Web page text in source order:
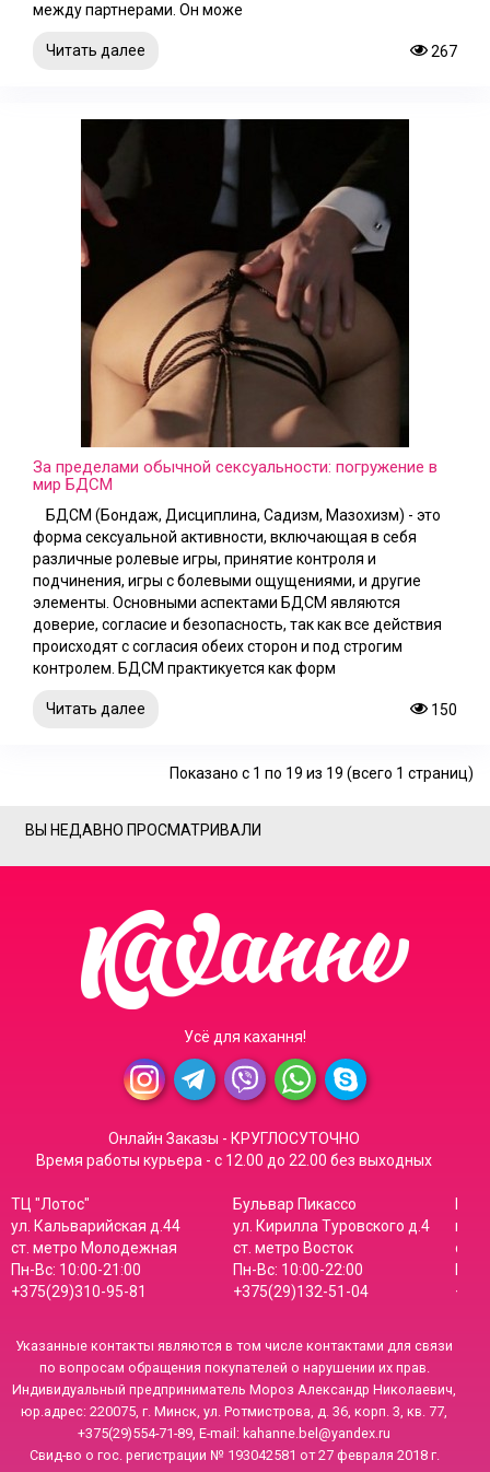
между партнерами. Он може
Читать далее 267
За пределами обычной сексуальности: погружение в
мир БДСМ
БДСМ (Бондаж, Дисциплина, Садизм, Мазохизм) - это
форма сексуальной активности, включающая в себя
различные ролевые игры, принятие контроля и
подчинения, игры с болевыми ощущениями, и другие
элементы. Основными аспектами БДСМ являются
доверие, согласие и безопасность, так как все действия
происходят с согласия обеих сторон и под строгим
контролем. БДСМ практикуется как форм
Читать далее 150
Показано с 1 по 19 из 19 (всего 1 страниц)
ВЫ НЕДАВНО ПРОСМАТРИВАЛИ
Усё для кахання!
Онлайн Заказы - КРУГЛОСУТОЧНО
Время работы курьера - с 12.00 до 22.00 без выходных
ТЦ "Лотос"
ул. Кальварийская д.44
ст. метро Молодежная
Пн-Вс: 10:00-21:00
+375(29)310-95-81
Бульвар Пикассо
ул. Кирилла Туровского д.4
ст. метро Восток
Пн-Вс: 10:00-22:00
+375(29)132-51-04
пр-т
ст.
Указанные контакты являются в том числе контактами для связи
по вопросам обращения покупателей о нарушении их прав.
Индивидуальный предприниматель Мороз Александр Николаевич,
юр.адрес: 220075, г. Минск, ул. Ротмистрова, д. 36, корп. 3, кв. 77,
+375(29)554-71-89, E-mail: kahanne.bel@yandex.ru
Свид-во о гос. регистрации № 193042581 от 27 февраля 2018 г.